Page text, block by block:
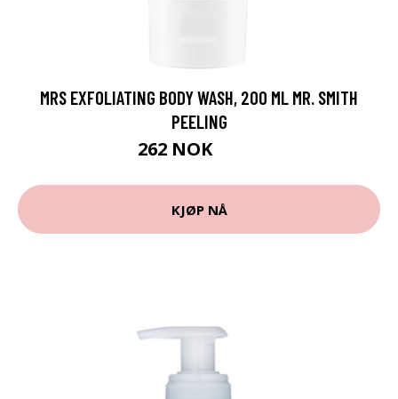
MRS EXFOLIATING BODY WASH, 200 ML MR. SMITH
PEELING
262 NOK
KJØP NÅ